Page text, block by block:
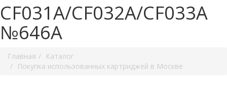
CF031A/CF032A/CF033A
№646A
Главная
Каталог
Покупка использованных картриджей в Москве